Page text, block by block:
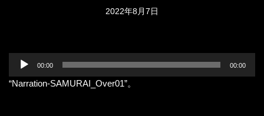
2022年8月7日
プ
00:00 00:00
“Narration-SAMURAI_Over01”。